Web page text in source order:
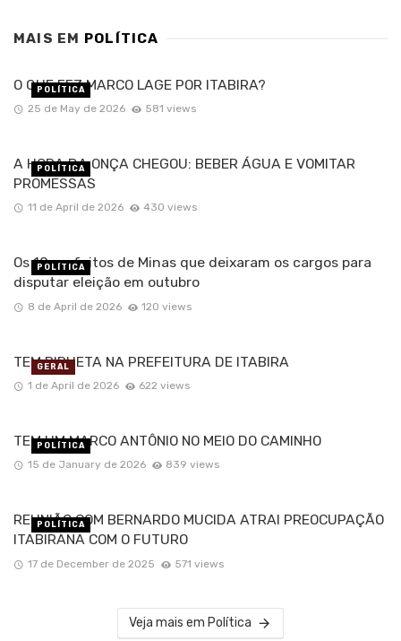
MAIS EM POLÍTICA
O QUE FEZ MARCO LAGE POR ITABIRA?
25 de May de 2026 581 views
POLÍTICA
A HORA DA ONÇA CHEGOU: BEBER ÁGUA E VOMITAR
PROMESSAS
11 de April de 2026 430 views
POLÍTICA
Os 10 prefeitos de Minas que deixaram os cargos para
disputar eleição em outubro
8 de April de 2026 120 views
POLÍTICA
TEM PIRUETA NA PREFEITURA DE ITABIRA
1 de April de 2026 622 views
GERAL
TEM UM MARCO ANTÔNIO NO MEIO DO CAMINHO
15 de January de 2026 839 views
POLÍTICA
REUNIÃO COM BERNARDO MUCIDA ATRAI PREOCUPAÇÃO
ITABIRANA COM O FUTURO
17 de December de 2025 571 views
POLÍTICA
Veja mais em Política